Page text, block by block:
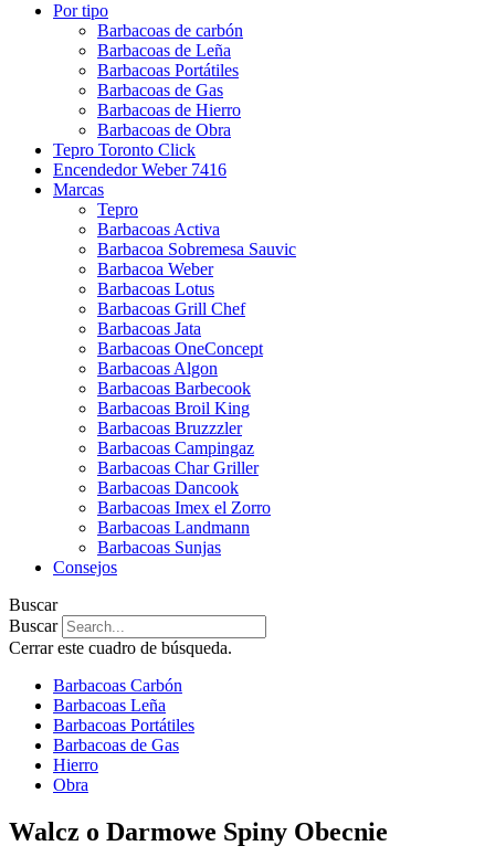
Por tipo
Barbacoas de carbón
Barbacoas de Leña
Barbacoas Portátiles
Barbacoas de Gas
Barbacoas de Hierro
Barbacoas de Obra
Tepro Toronto Click
Encendedor Weber 7416
Marcas
Tepro
Barbacoas Activa
Barbacoa Sobremesa Sauvic
Barbacoa Weber
Barbacoas Lotus
Barbacoas Grill Chef
Barbacoas Jata
Barbacoas OneConcept
Barbacoas Algon
Barbacoas Barbecook
Barbacoas Broil King
Barbacoas Bruzzzler
Barbacoas Campingaz
Barbacoas Char Griller
Barbacoas Dancook
Barbacoas Imex el Zorro
Barbacoas Landmann
Barbacoas Sunjas
Consejos
Buscar
Buscar
Cerrar este cuadro de búsqueda.
Barbacoas Carbón
Barbacoas Leña
Barbacoas Portátiles
Barbacoas de Gas
Hierro
Obra
Walcz o Darmowe Spiny Obecnie